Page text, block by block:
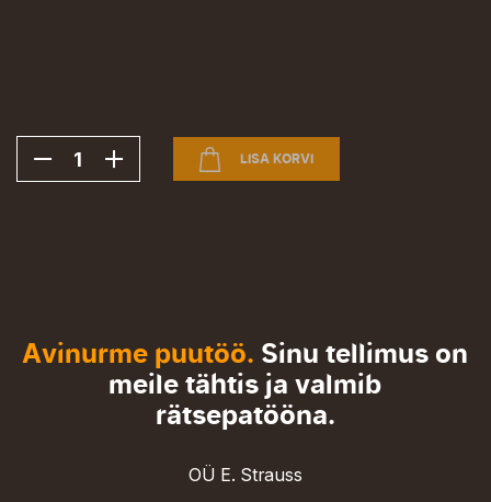
- + LISA KORVI
Avinurme puutöö. Sinu tellimus on
meile tähtis ja valmib
rätsepatööna.
OÜ E. Strauss